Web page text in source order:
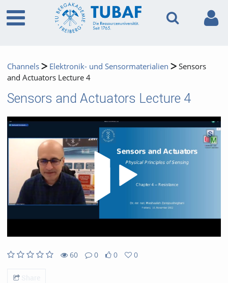
Channels Elektronik- und Sensormaterialien
Sensors
and Actuators Lecture 4
Sensors and Actuators Lecture 4
60
0
0
0
Share